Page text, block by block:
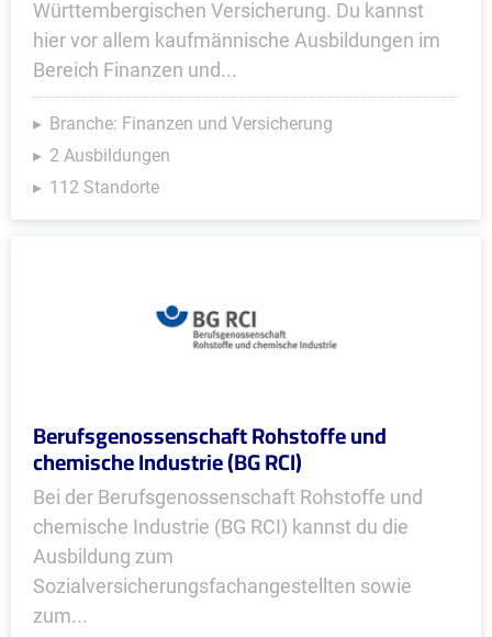
Württembergischen Versicherung. Du kannst
hier vor allem kaufmännische Ausbildungen im
Bereich Finanzen und...
Branche: Finanzen und Versicherung
2 Ausbildungen
112 Standorte
Berufsgenossenschaft Rohstoffe und
chemische Industrie (BG RCI)
Bei der Berufsgenossenschaft Rohstoffe und
chemische Industrie (BG RCI) kannst du die
Ausbildung zum
Sozialversicherungsfachangestellten sowie
zum...